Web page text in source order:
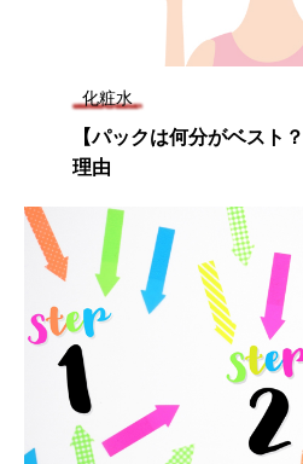
化粧水
【パックは何分がベスト
理由